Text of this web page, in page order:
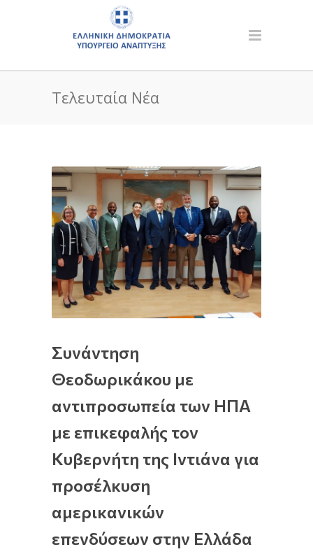
Τελευταία Νέα
Συνάντηση
Θεοδωρικάκου με
αντιπροσωπεία των ΗΠΑ
με επικεφαλής τον
Κυβερνήτη της Ιντιάνα για
προσέλκυση
αμερικανικών
επενδύσεων στην Ελλάδα